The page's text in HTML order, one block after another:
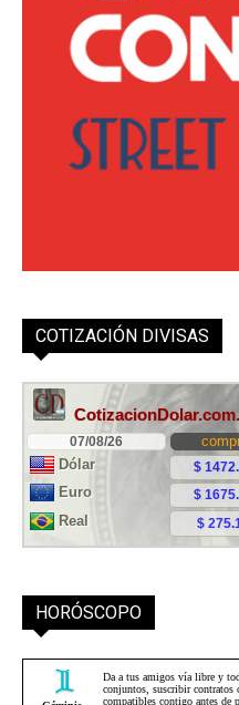
COTIZACIÓN DIVISAS
HORÓSCOPO